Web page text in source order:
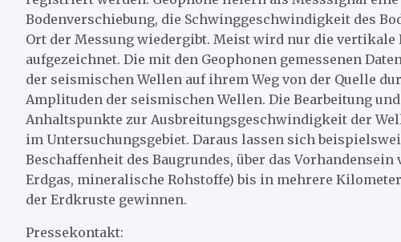
Bodenverschiebung, die Schwinggeschwindigkeit des
Ort der Messung wiedergibt. Meist wird nur die vertikale
aufgezeichnet. Die mit den Geophonen gemessenen
der seismischen Wellen auf ihrem Weg von der Quelle
Amplituden der seismischen Wellen. Die Bearbeitung
Anhaltspunkte zur Ausbreitungsgeschwindigkeit der
im Untersuchungsgebiet. Daraus lassen sich
Beschaffenheit des Baugrundes, über das
Erdgas, mineralische Rohstoffe) bis in mehrere
der Erdkruste gewinnen.
Pressekontakt: